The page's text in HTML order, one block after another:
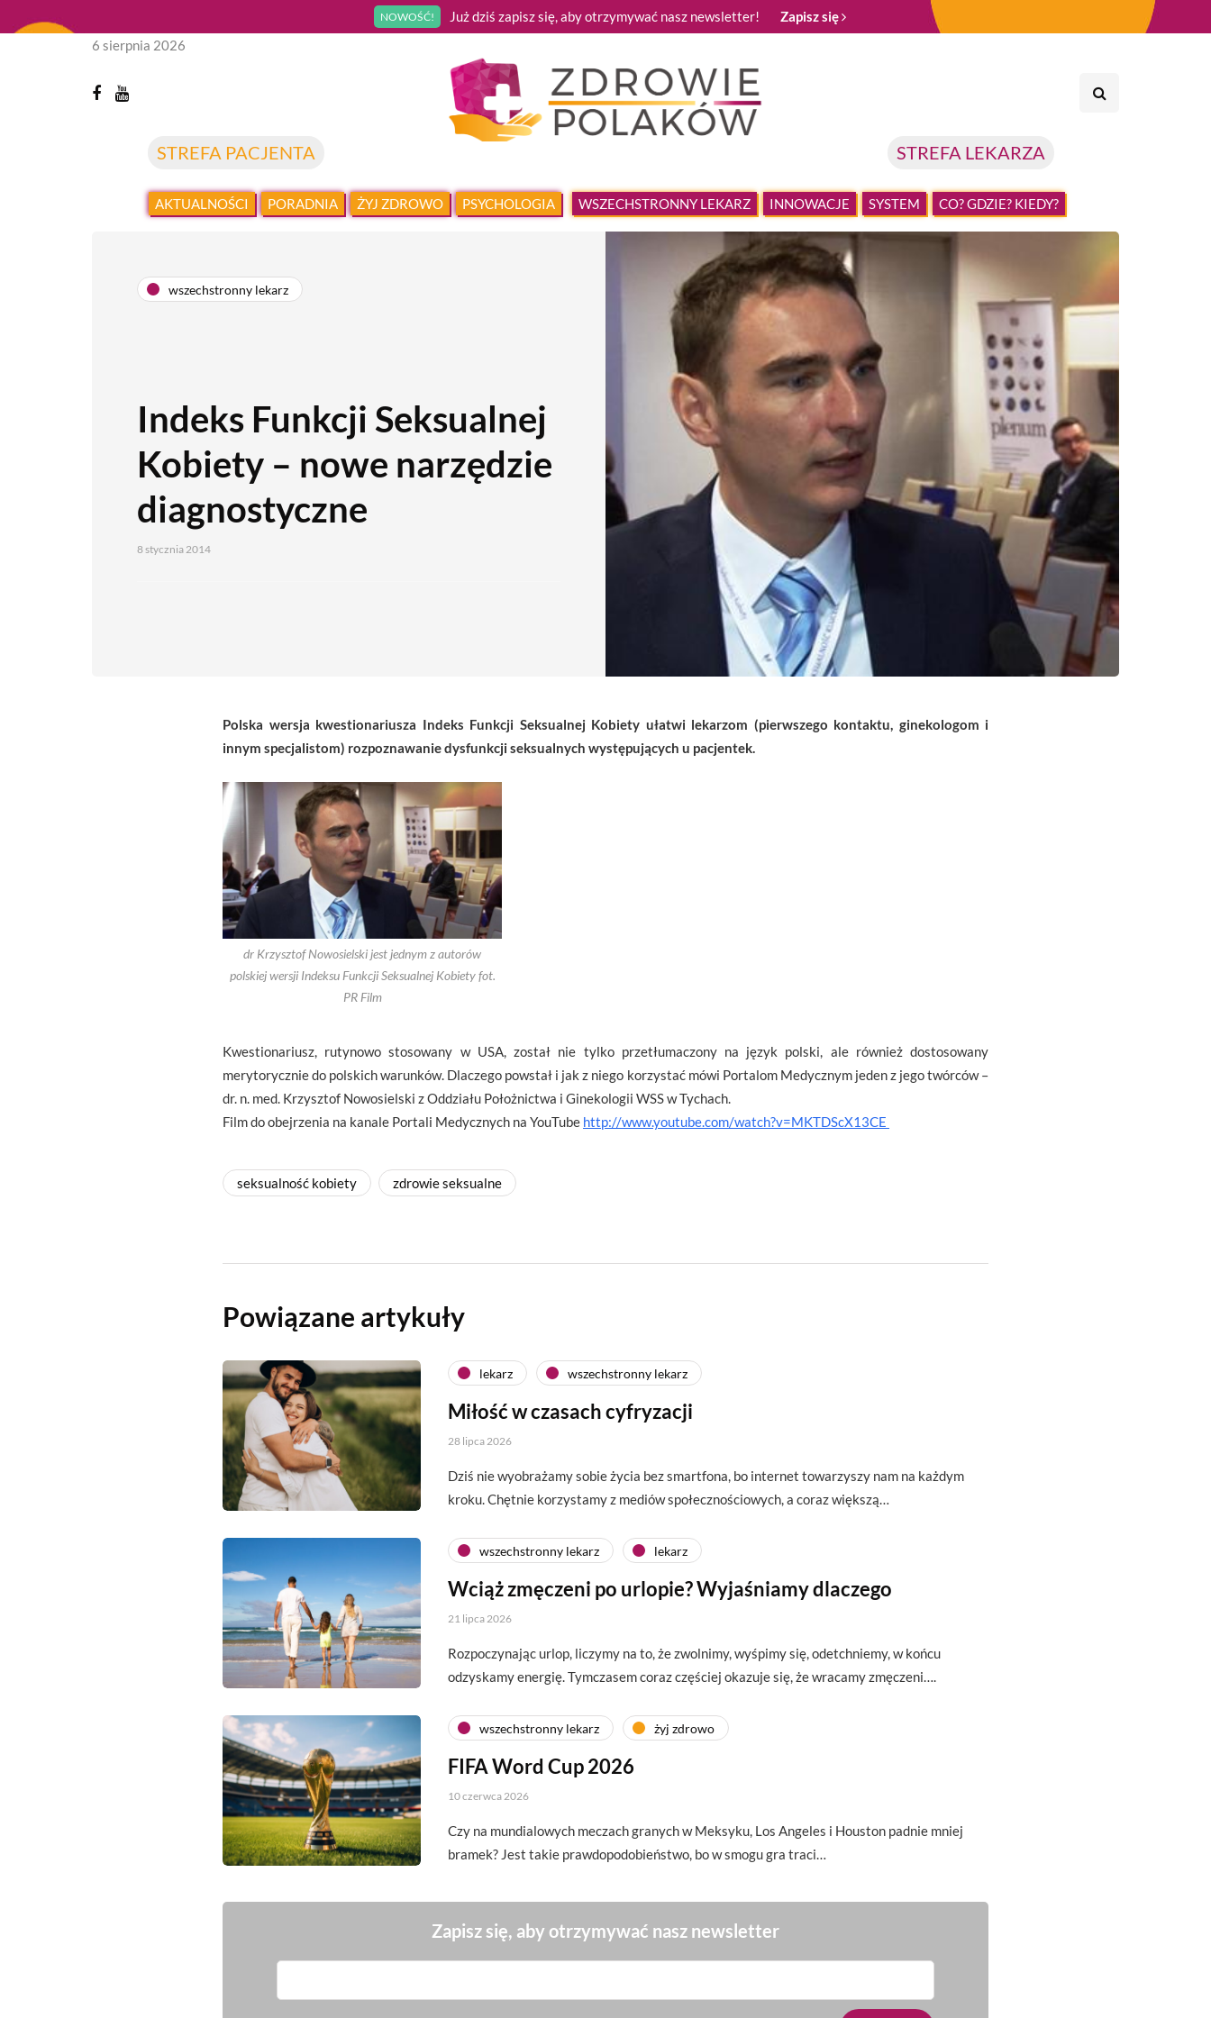
NOWOŚĆ! Już dziś zapisz się, aby otrzymywać nasz newsletter! Zapisz się
STREFA PACJENTA STREFA LEKARZA
6 sierpnia 2026
AKTUALNOŚCI PORADNIA ŻYJ ZDROWO PSYCHOLOGIA WSZECHSTRONNY LEKARZ INNOWACJE SYSTEM CO? GDZIE? KIEDY?
wszechstronny lekarz
Indeks Funkcji Seksualnej
Kobiety – nowe narzędzie
diagnostyczne
8 stycznia 2014
Polska wersja kwestionariusza Indeks Funkcji Seksualnej Kobiety ułatwi lekarzom (pierwszego kontaktu, ginekologom i
innym specjalistom) rozpoznawanie dysfunkcji seksualnych występujących u pacjentek.
dr Krzysztof Nowosielski jest jednym z autorów
polskiej wersji Indeksu Funkcji Seksualnej Kobiety fot.
PR Film
Kwestionariusz, rutynowo stosowany w USA, został nie tylko przetłumaczony na język polski, ale również dostosowany
merytorycznie do polskich warunków. Dlaczego powstał i jak z niego korzystać mówi Portalom Medycznym jeden z jego twórców –
dr. n. med. Krzysztof Nowosielski z Oddziału Położnictwa i Ginekologii WSS w Tychach.
Film do obejrzenia na kanale Portali Medycznych na YouTube http://www.youtube.com/watch?v=MKTDScX13CE
seksualność kobiety zdrowie seksualne
Powiązane artykuły
lekarz wszechstronny lekarz
Miłość w czasach cyfryzacji
28 lipca 2026
Dziś nie wyobrażamy sobie życia bez smartfona, bo internet towarzyszy nam na każdym
kroku. Chętnie korzystamy z mediów społecznościowych, a coraz większą…
wszechstronny lekarz lekarz
Wciąż zmęczeni po urlopie? Wyjaśniamy dlaczego
21 lipca 2026
Rozpoczynając urlop, liczymy na to, że zwolnimy, wyśpimy się, odetchniemy, w końcu
odzyskamy energię. Tymczasem coraz częściej okazuje się, że wracamy zmęczeni….
wszechstronny lekarz żyj zdrowo
FIFA Word Cup 2026
10 czerwca 2026
Czy na mundialowych meczach granych w Meksyku, Los Angeles i Houston padnie mniej
bramek? Jest takie prawdopodobieństwo, bo w smogu gra traci…
Zapisz się, aby otrzymywać nasz newsletter